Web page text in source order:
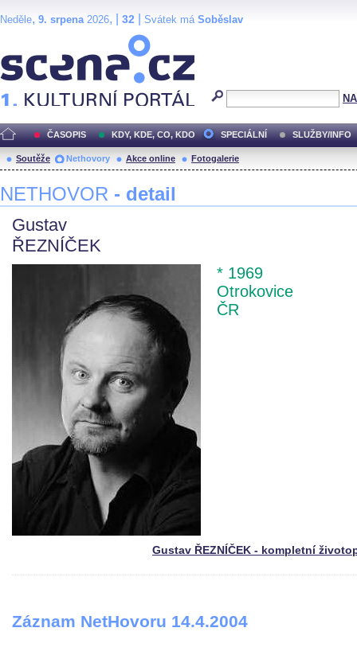
Neděle, 9. srpena2026, | 32 Svátek má Soběslav
ČASOPIS KDY, KDE, CO, KDO SPECIÁLNÍ SLUŽBY/INFO
Soutěže Nethovory Akce online Fotogalerie
NETHOVOR - detail
Gustav
ŘEZNÍČEK
* 1969
Otrokovice
ČR
Gustav ŘEZNÍČEK - kompletní
Záznam NetHovoru 14.4.2004